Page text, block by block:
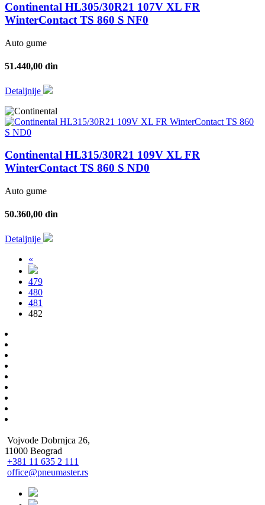
Continental HL305/30R21 107V XL FR
WinterContact TS 860 S NF0
Auto gume
51.440,00 din
Detaljnije
Continental HL315/30R21 109V XL FR
WinterContact TS 860 S ND0
Auto gume
50.360,00 din
Detaljnije
«
479
480
481
482
Vojvode Dobrnjca 26,
11000 Beograd
+381 11 635 2 111
office@pneumaster.rs